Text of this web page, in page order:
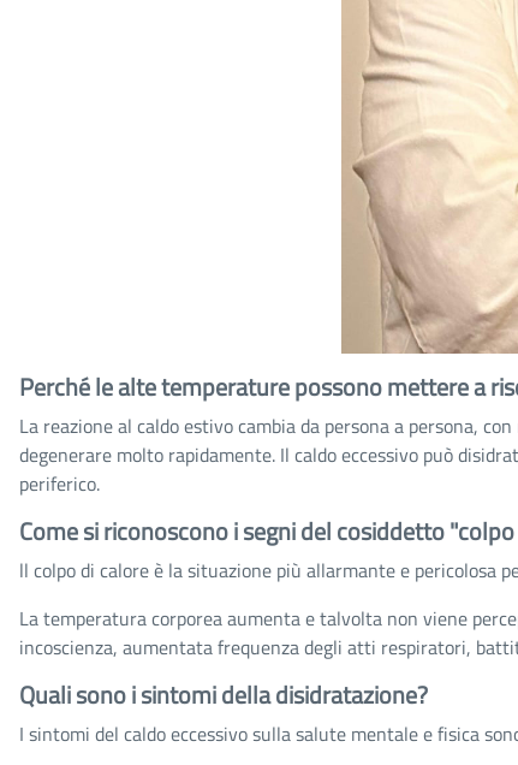
Perché le alte temperature possono mettere a
La reazione al caldo estivo cambia da persona a persona,
degenerare molto rapidamente. Il caldo eccessivo può
periferico.
Come si riconoscono i segni del cosiddetto
ll colpo di calore è la situazione più allarmante e pericolosa
La temperatura corporea aumenta e talvolta non viene
incoscienza, aumentata frequenza degli atti respiratori,
Quali sono i sintomi della disidratazione?
I sintomi del caldo eccessivo sulla salute mentale e fisica